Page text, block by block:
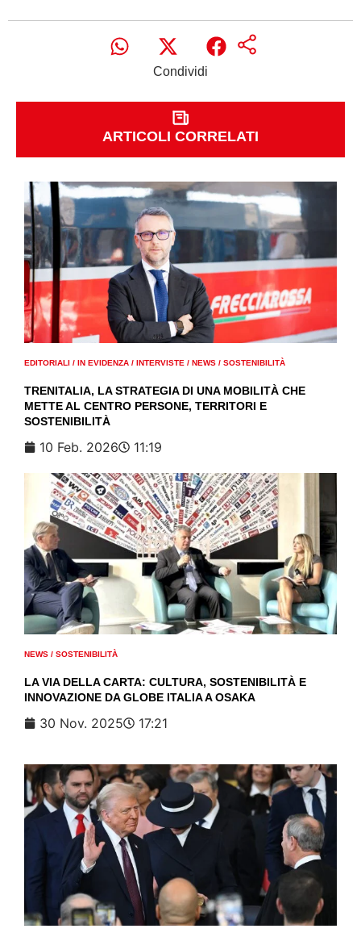
Condividi
ARTICOLI CORRELATI
EDITORIALI / IN EVIDENZA / INTERVISTE / NEWS / SOSTENIBILITÀ
TRENITALIA, LA STRATEGIA DI UNA MOBILITÀ CHE
METTE AL CENTRO PERSONE, TERRITORI E
SOSTENIBILITÀ
10 Feb. 2026 11:19
NEWS / SOSTENIBILITÀ
LA VIA DELLA CARTA: CULTURA, SOSTENIBILITÀ E
INNOVAZIONE DA GLOBE ITALIA A OSAKA
30 Nov. 2025 17:21